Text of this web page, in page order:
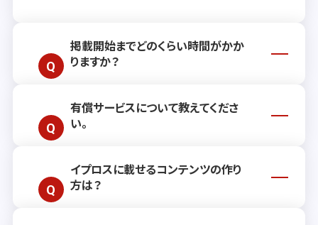
掲載開始までどのくらい時間がかか
りますか？
通常、掲載開始までには約2週間ほどお時
間をいただいております。ただし、お客さ
ざいますので、詳しくはお気軽にお問い合
わせ ください。
有償サービスについて教えてくださ
い。
有償サービスでは、リード獲得を継続的に
支援するプランや、単発でご利用いただけ
イプロスに載せるコンテンツの作り
方は？